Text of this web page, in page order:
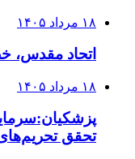
۱۸ مرداد ۱۴۰۵
اتحاد مقدس،
۱۸ مرداد ۱۴۰۵
تحقق